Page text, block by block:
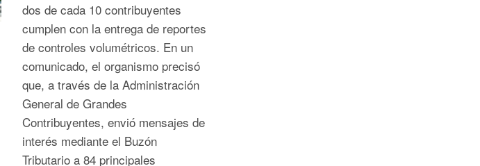
dos de cada 10 contribuyentes
cumplen con la entrega de reportes
de controles volumétricos. En un
comunicado, el organismo precisó
que, a través de la Administración
General de Grandes
Contribuyentes, envió mensajes de
interés mediante el Buzón
Tributario a 84 principales